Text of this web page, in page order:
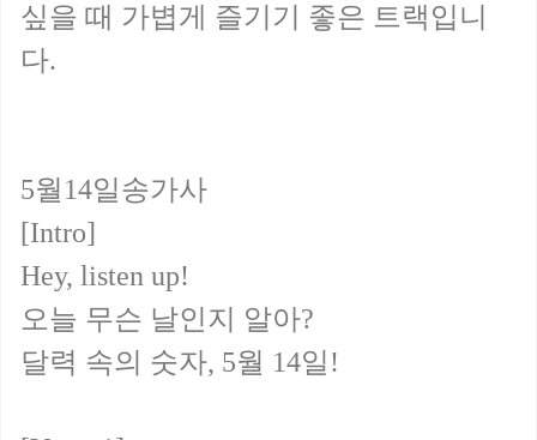
싶을 때 가볍게 즐기기 좋은 트랙입니
다.
5월14일송가사
[Intro]
Hey, listen up!
오늘 무슨 날인지 알아?
달력 속의 숫자, 5월 14일!